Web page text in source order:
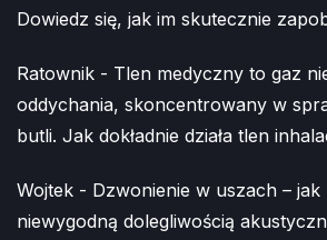
Dowiedz się, jak im skutecznie
Ratownik - Tlen medyczny to gaz
oddychania, skoncentrowany w
butli. Jak dokładnie działa tlen
Wojtek - Dzwonienie w uszach –
niewygodną dolegliwością